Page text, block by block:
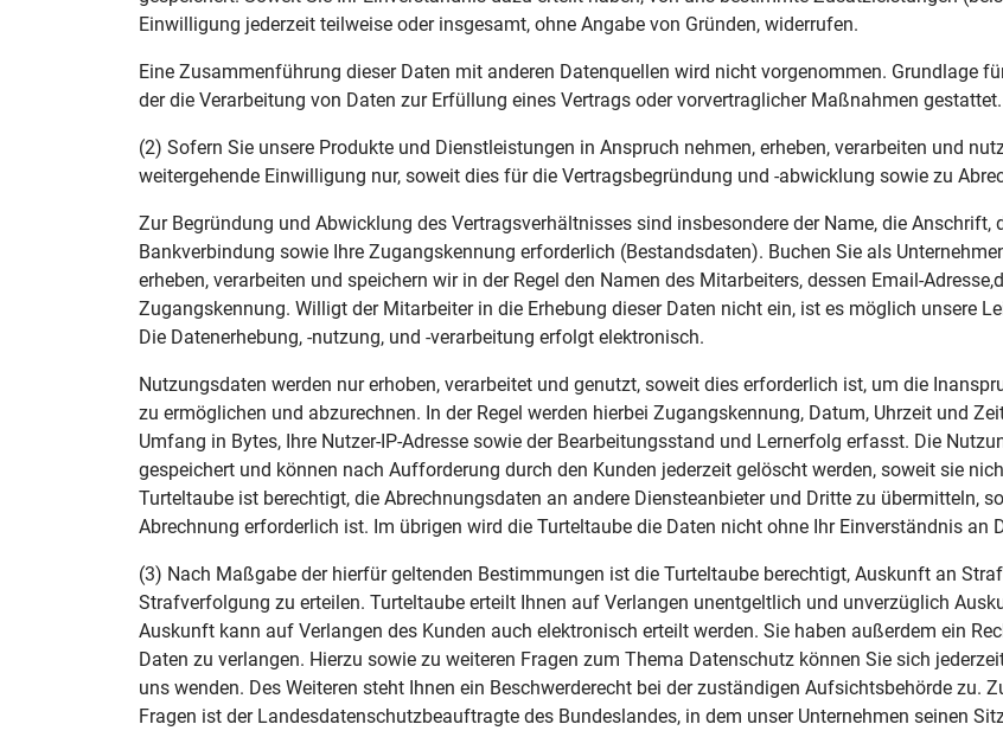
Einwilligung jederzeit teilweise oder insgesamt, ohne Angabe von Gründen, widerrufen.
Eine Zusammenführung dieser Daten mit anderen Datenquellen wird nicht vorgenommen. Grundlage
der die Verarbeitung von Daten zur Erfüllung eines Vertrags oder vorvertraglicher Maßnahmen gestattet.
(2) Sofern Sie unsere Produkte und Dienstleistungen in Anspruch nehmen, erheben, verarbeiten und
weitergehende Einwilligung nur, soweit dies für die Vertragsbegründung und -abwicklung sowie zu
Zur Begründung und Abwicklung des Vertragsverhältnisses sind insbesondere der Name, die Anschrift,
Bankverbindung sowie Ihre Zugangskennung erforderlich (Bestandsdaten). Buchen Sie als
erheben, verarbeiten und speichern wir in der Regel den Namen des Mitarbeiters, dessen Email-
Zugangskennung. Willigt der Mitarbeiter in die Erhebung dieser Daten nicht ein, ist es möglich unsere
Die Datenerhebung, -nutzung, und -verarbeitung erfolgt elektronisch.
Nutzungsdaten werden nur erhoben, verarbeitet und genutzt, soweit dies erforderlich ist, um die
zu ermöglichen und abzurechnen. In der Regel werden hierbei Zugangskennung, Datum, Uhrzeit und
Umfang in Bytes, Ihre Nutzer-IP-Adresse sowie der Bearbeitungsstand und Lernerfolg erfasst. Die
gespeichert und können nach Aufforderung durch den Kunden jederzeit gelöscht werden, soweit sie
Turteltaube ist berechtigt, die Abrechnungsdaten an andere Diensteanbieter und Dritte zu übermitteln,
Abrechnung erforderlich ist. Im übrigen wird die Turteltaube die Daten nicht ohne Ihr Einverständnis an
(3) Nach Maßgabe der hierfür geltenden Bestimmungen ist die Turteltaube berechtigt, Auskunft an
Strafverfolgung zu erteilen. Turteltaube erteilt Ihnen auf Verlangen unentgeltlich und unverzüglich
Auskunft kann auf Verlangen des Kunden auch elektronisch erteilt werden. Sie haben außerdem ein
Daten zu verlangen. Hierzu sowie zu weiteren Fragen zum Thema Datenschutz können Sie sich
uns wenden. Des Weiteren steht Ihnen ein Beschwerderecht bei der zuständigen Aufsichtsbehörde
Fragen ist der Landesdatenschutzbeauftragte des Bundeslandes, in dem unser Unternehmen seinen